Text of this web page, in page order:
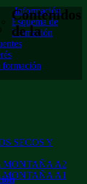
Información
Esquema de
Formación
formación
SECOS Y
MONTAÑA A2
MONTAÑA A1
Contenidos
de la